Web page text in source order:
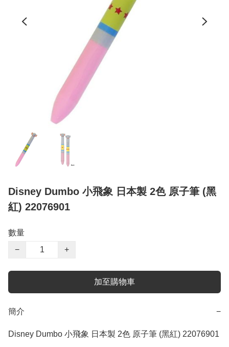
Disney Dumbo 小飛象 日本製 2色 原子筆 (黑
紅) 22076901
數量
−
+
加至購物車
簡介 −
Disney Dumbo 小飛象 日本製 2色 原子筆 (黑紅) 22076901